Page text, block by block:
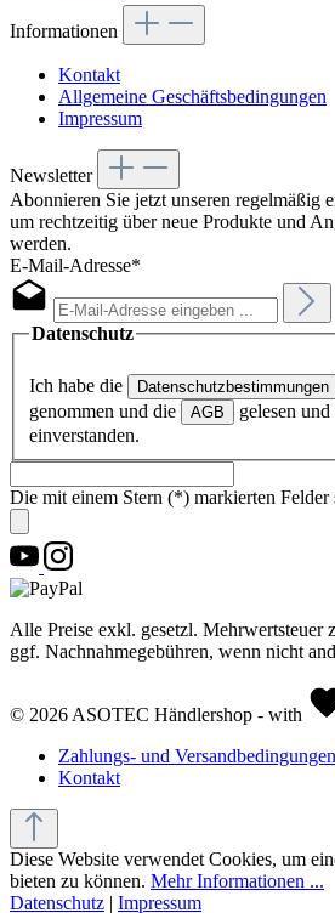
Informationen
Kontakt
Allgemeine Geschäftsbedingungen
Impressum
Newsletter
Abonnieren Sie jetzt unseren regelmäßig
um rechtzeitig über neue Produkte und
werden.
E-Mail-Adresse*
Datenschutz
Ich habe die Datenschutzbestimmungen
genommen und die
AGB
gelesen
einverstanden.
Die mit einem Stern (*) markierten Felder
Alle Preise exkl. gesetzl. Mehrwertsteuer
ggf. Nachnahmegebühren, wenn nicht
© 2026 ASOTEC Händlershop - with
Zahlungs- und Versandbedingungen
Kontakt
Diese Website verwendet Cookies, um
bieten zu können. Mehr Informationen ...
Datenschutz | Impressum